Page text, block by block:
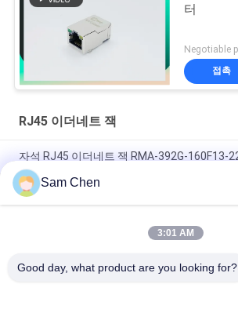
터
Negotiable
접촉
RJ45 이더네트 잭
자석 RJ45 이더네트 잭 RMA-392G-160F13-
RJ45 네트워크 항구 8P8C는 항구를 180도 정
골라냅니다
백색 RJ45 여성 잭 8P8C는 LED 방패로 침몰
Sam Chen
3:01 AM
Good day, what product are you looking for?